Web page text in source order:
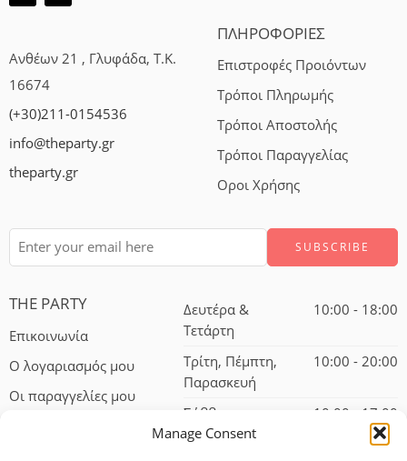
Manage Consent
Ανθέων 21 , Γλυφάδα, Τ.Κ.
16674
(+30)211-0154536
info@theparty.gr
theparty.gr
ΠΛΗΡΟΦΟΡΙΕΣ
Επιστροφές Προιόντων
Τρόποι Πληρωμής
Τρόποι Αποστολής
Τρόποι Παραγγελίας
Οροι Χρήσης
THE PARTY
Επικοινωνία
Ο λογαριασμός μου
Οι παραγγελίες μου
Δευτέρα &
Τετάρτη
10:00 - 18:00
Τρίτη, Πέμπτη,
Παρασκευή
10:00 - 20:00
Σάββατο 10:00 - 17:00